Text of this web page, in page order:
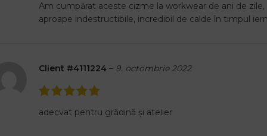
Am cumpărat aceste cizme la workwear de ani de zile,
aproape indestructibile, incredibil de calde în timpul
Client #4111224 – 9. octombrie 2022
adecvat pentru grădină și atelier